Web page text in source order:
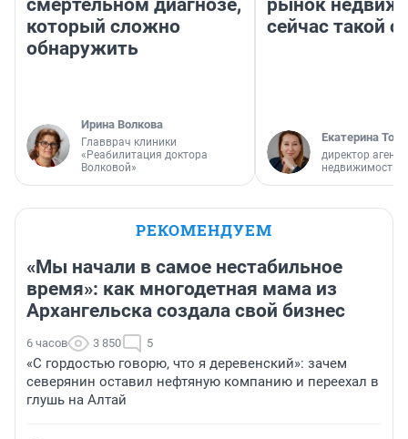
смертельном диагнозе,
который сложно
обнаружить
Ирина Волкова
Главврач клиники
«Реабилитация доктора
Волковой»
рынок
сейчас такой
Екатерина
директор
недвижимости
РЕКОМЕНДУЕМ
«Мы начали в самое нестабильное
время»: как многодетная мама из
Архангельска создала свой бизнес
6 часов 3 850 5
«С гордостью говорю, что я деревенский»: зачем
северянин оставил нефтяную компанию и переехал в
глушь на Алтай